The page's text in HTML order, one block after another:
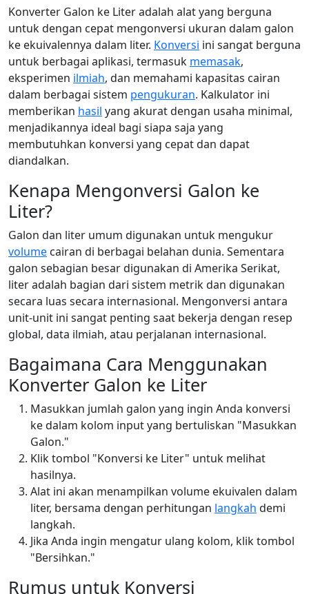
Konverter Galon ke Liter adalah alat yang berguna
untuk dengan cepat mengonversi ukuran dalam galon
ke ekuivalennya dalam liter. Konversi ini sangat berguna
untuk berbagai aplikasi, termasuk memasak,
eksperimen ilmiah, dan memahami kapasitas cairan
dalam berbagai sistem pengukuran. Kalkulator ini
memberikan hasil yang akurat dengan usaha minimal,
menjadikannya ideal bagi siapa saja yang
membutuhkan konversi yang cepat dan dapat
diandalkan.
Kenapa Mengonversi Galon ke
Liter?
Galon dan liter umum digunakan untuk mengukur
volume cairan di berbagai belahan dunia. Sementara
galon sebagian besar digunakan di Amerika Serikat,
liter adalah bagian dari sistem metrik dan digunakan
secara luas secara internasional. Mengonversi antara
unit-unit ini sangat penting saat bekerja dengan resep
global, data ilmiah, atau perjalanan internasional.
Bagaimana Cara Menggunakan
Konverter Galon ke Liter
Masukkan jumlah galon yang ingin Anda konversi
ke dalam kolom input yang bertuliskan "Masukkan
Galon."
Klik tombol "Konversi ke Liter" untuk melihat
hasilnya.
Alat ini akan menampilkan volume ekuivalen dalam
liter, bersama dengan perhitungan langkah demi
langkah.
Jika Anda ingin mengatur ulang kolom, klik tombol
"Bersihkan."
Rumus untuk Konversi